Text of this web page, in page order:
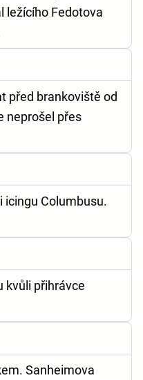
ležícího Fedotova
před brankoviště od
neprošel přes
icingu Columbusu.
kvůli přihrávce
Sanheimova